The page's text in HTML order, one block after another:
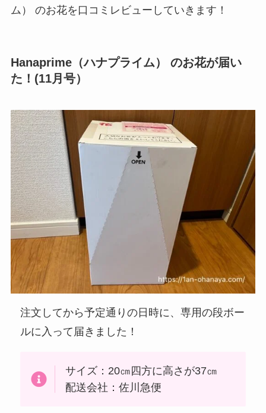
ム） のお花を口コミレビューしていきます！
Hanaprime（ハナプライム） のお花が届い
た！(11月号）
注文してから予定通りの日時に、専用の段ボー
ルに入って届きました！
サイズ：20㎝四方に高さが37㎝
配送会社：佐川急便